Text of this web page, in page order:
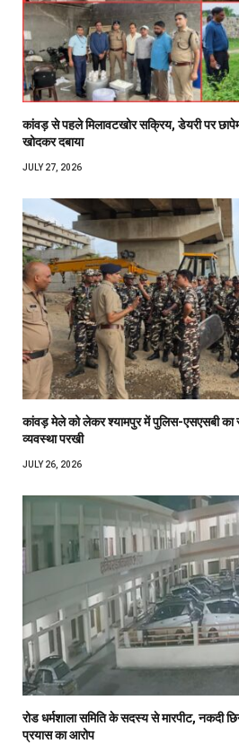
कांवड़ से पहले मिलावटखोर सक्रिय, डेयरी पर
खोदकर दबाया
JULY 27, 2026
कांवड़ मेले को लेकर श्यामपुर में पुलिस-एसएसबी का
व्यवस्था परखी
JULY 26, 2026
रोड धर्मशाला समिति के सदस्य से मारपीट, नकदी
प्रयास का आरोप